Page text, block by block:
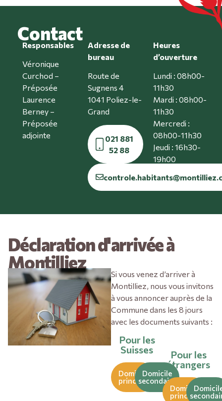
Contact
Responsables
Véronique
Curchod –
Préposée
Laurence
Berney –
Préposée
adjointe
Adresse de
bureau
Route de
Sugnens 4
1041 Poliez-le-
Grand
021 881
52 88
Heures
d’ouverture
Lundi : 08h00-
11h30
Mardi : 08h00-
11h30
Mercredi :
08h00-11h30
Jeudi : 16h30-
19h00
08h00-11h30
Déclaration d'arrivée à
Montilliez
Si vous venez d’arriver à
Montilliez, nous vous invitons
à vous annoncer auprès de la
Commune dans les 8 jours
avec les documents suivants :
Pour les
Suisses
Domicile
principal
Domicile
secondaire
Pour les
étrangers
Domicile
principal